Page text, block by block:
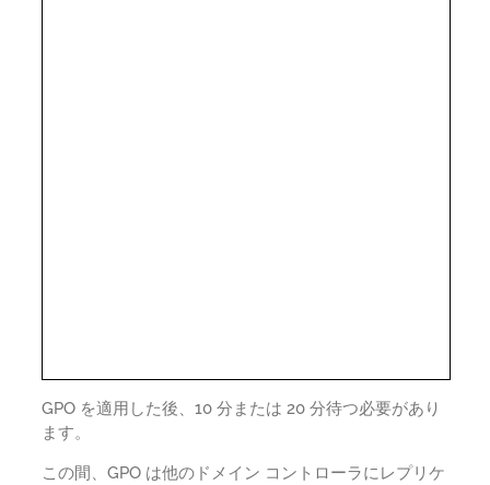
GPO を適用した後、10 分または 20 分待つ必要があり
ます。
この間、GPO は他のドメイン コントローラにレプリケ